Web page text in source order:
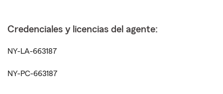
Credenciales y licencias del agente:
NY-LA-663187
NY-PC-663187